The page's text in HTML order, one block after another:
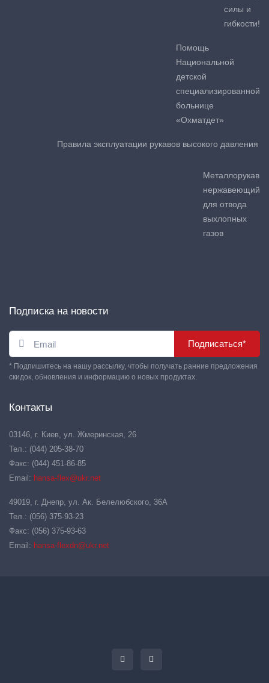
силы и
гибкости!
Помощь
Национальной
детской
специализированной
больнице
«Охматдет»
Правила эксплуатации рукавов высокого давления
Металлорукав
нержавеющий
для отвода
выхлопных
газов
Подписка на новости
Подписаться*
* Подпишитесь на нашу рассылку, чтобы получать ранние предложения
скидок, обновления и информацию о новых продуктах.
Контакты
03146, г. Киев, ул. Жмеринская, 26
Тел.: (044) 205-38-70
Факс: (044) 451-86-85
Email: hansa-flex@ukr.net
49019, г. Днепр, ул. Ак. Белелюбского, 36А
Тел.: (056) 375-93-23
Факс: (056) 375-93-63
Email: hansa-flexdn@ukr.net